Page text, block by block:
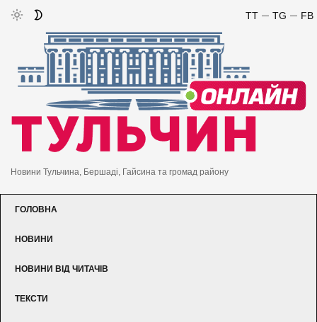
FB
TG
TT
Новини Тульчина, Бершаді, Гайсина та громад району
ГОЛОВНА
НОВИНИ
НОВИНИ ВІД ЧИТАЧІВ
ТЕКСТИ